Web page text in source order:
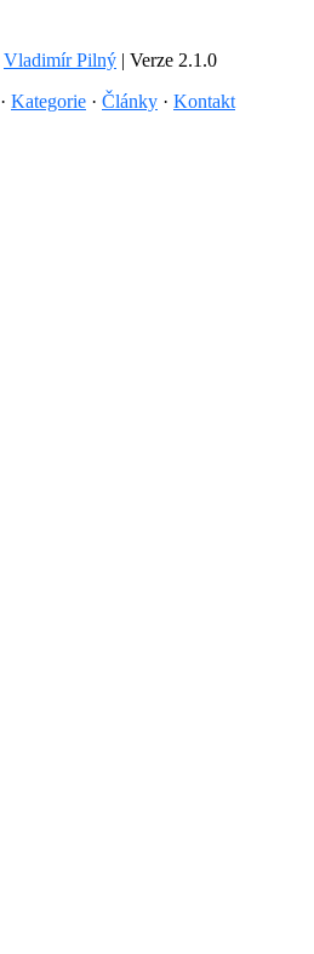
Vladimír Pilný | Verze 2.1.0
· Kategorie · Články · Kontakt